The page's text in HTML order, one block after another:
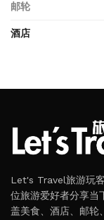
邮轮
酒店
Let's Travel旅游玩
位旅游爱好者分享当
盖美食、酒店、邮轮